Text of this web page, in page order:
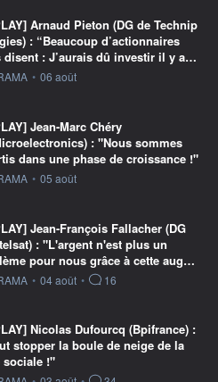
Arnaud Pieton (DG de Technip
: “Beaucoup d’actionnaires
disent : J’aurais dû investir il y a…
fournie par
• 06 août
Jean-Marc Chéry
: "Nous sommes
dans une phase de croissance !"
fournie par
• 05 août
Jean-François Fallacher (DG
: "L'argent n'est plus un
pour nous grâce à cette aug…
fournie par
• 04 août • 16
Nicolas Dufourcq (Bpifrance) :
stopper la boule de neige de la
sociale !"